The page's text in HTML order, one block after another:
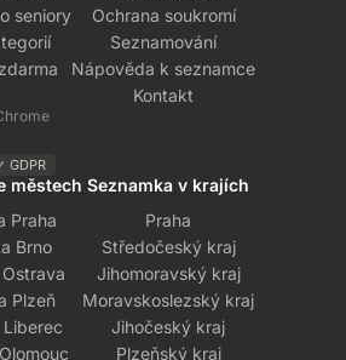
seniory
GDPR
Ochrana soukromí
Seznamování
Nápověda k seznamce
Kontakt
městech
Praha
Brno
Plzeň
Seznamka v krajích
Praha
Středočeský kraj
Jihomoravský kraj
Moravskoslezský kraj
Jihočeský kraj
Plzeňský kraj